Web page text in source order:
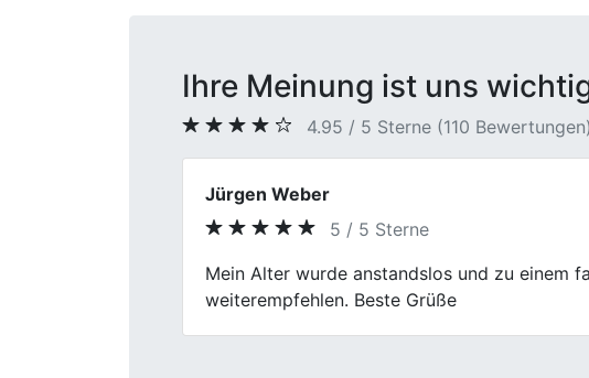
Ihre Meinung ist uns
4.95 / 5 Sterne (110 Bewertungen)
Heiner
5 / 5 Sterne
Wow! Fischer Autoankauf hat mein Auto
überzeugend. Kein nerviges Warten,